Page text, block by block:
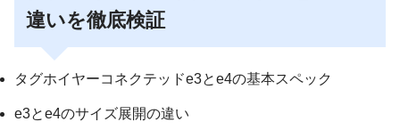
違いを徹底検証
タグホイヤーコネクテッドe3とe4の基本スペック
e3とe4のサイズ展開の違い